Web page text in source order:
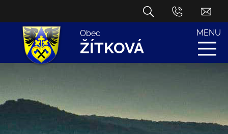
Obec
ŽÍTKOVÁ
MENU